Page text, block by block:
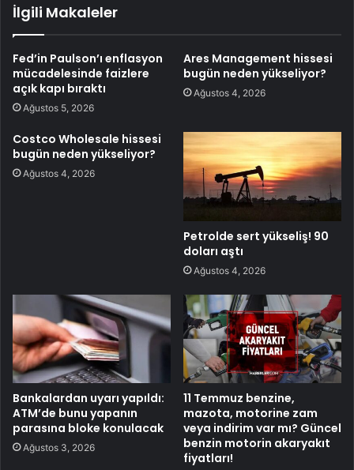
İlgili Makaleler
Fed’in Paulson’ı enflasyon
mücadelesinde faizlere
açık kapı bıraktı
Ağustos 5, 2026
Ares Management hissesi
bugün neden yükseliyor?
Ağustos 4, 2026
Costco Wholesale hissesi
bugün neden yükseliyor?
Ağustos 4, 2026
Petrolde sert yükseliş! 90
doları aştı
Ağustos 4, 2026
Bankalardan uyarı yapıldı:
ATM’de bunu yapanın
parasına bloke konulacak
Ağustos 3, 2026
11 Temmuz benzine,
mazota, motorine zam
veya indirim var mı? Güncel
benzin motorin akaryakıt
fiyatları!